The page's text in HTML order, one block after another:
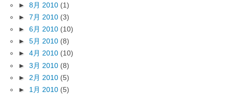
► 8月 2010 (1)
► 7月 2010 (3)
► 6月 2010 (10)
► 5月 2010 (8)
► 4月 2010 (10)
► 3月 2010 (8)
► 2月 2010 (5)
► 1月 2010 (5)